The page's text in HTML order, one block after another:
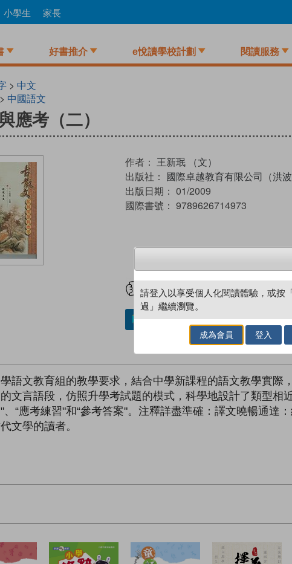
小學生 家長
好書推介 e悅讀學校計劃 閱讀服務
> 中文
> 中國語文
應考（二）
作者： 王新珉 （文）
出版社： 國際卓越教育有限公司（洪波
出版日期： 01/2009
國際書號： 9789626714973
試閲 加入閱讀
加入／閱讀電子書
語文教育組的教學要求，結合中學新課程的語文教學實際
文言語段，仿照升學考試題的模式，科學地設計了類型
、“應考練習"和“參考答案"。注釋詳盡準確：譯文曉暢通
文學的讀者。
請登入以享受個人化閱讀體驗，或按
過」繼續瀏覽。
成為會員 登入